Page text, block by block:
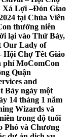
Xá Lợi –Đón Giao
tại Chùa Viên
thường niên
lại vào Thứ Bảy,
Our Lady of
Hội Chợ Tết Giáo
phí MoComCon
Quận
and
Bảy ngày một
14 tháng 1 năm
Wizards và
trong độ tuổi
Phó và Chương